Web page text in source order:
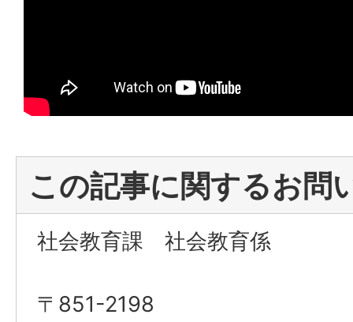
この記事に関するお問
社会教育課 社会教育係
〒851-2198